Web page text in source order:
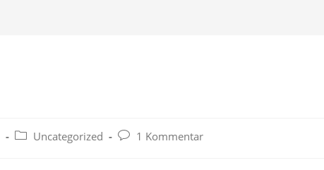
Beitrags-
Uncategorized
Beitrags-
1 Kommentar